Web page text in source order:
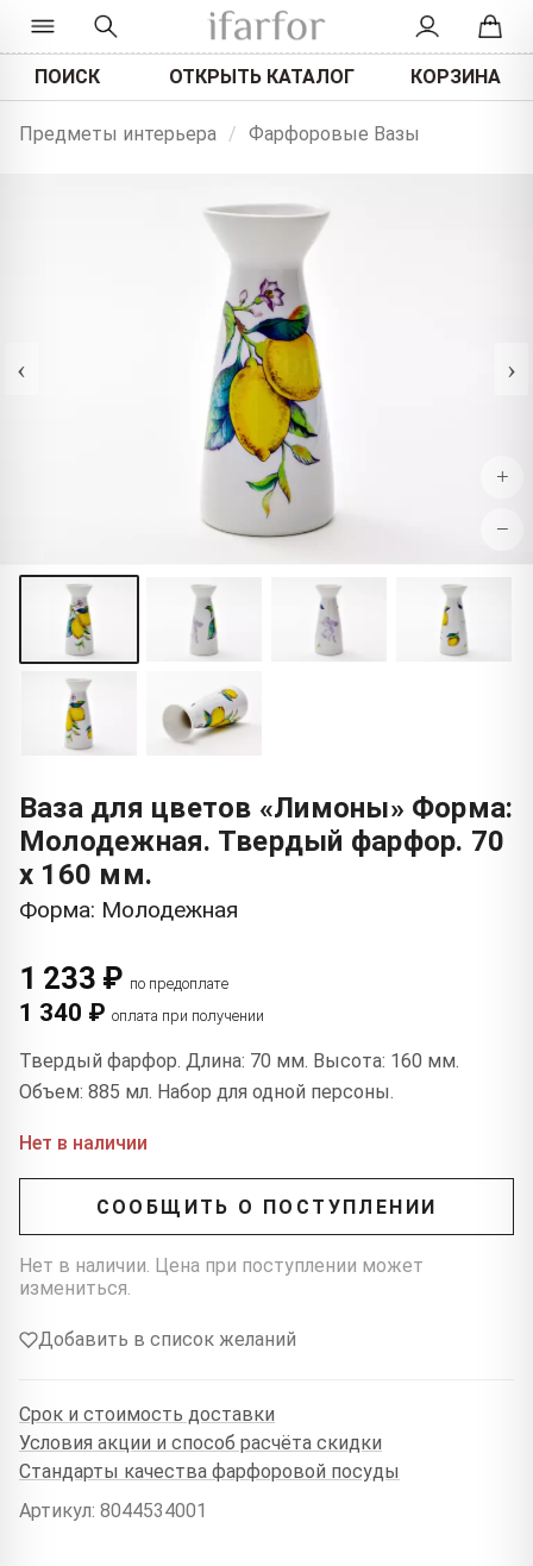
ПОИСК ОТКРЫТЬ КАТАЛОГ КОРЗИНА
Предметы интерьера / Фарфоровые Вазы
‹ ›
+
−
Ваза для цветов «Лимоны» Форма:
Молодежная. Твердый фарфор. 70
x 160 мм.
Форма: Молодежная
1 233 ₽ по предоплате
1 340 ₽ оплата при получении
Твердый фарфор. Длина: 70 мм. Высота: 160 мм.
Объем: 885 мл. Набор для одной персоны.
Нет в наличии
СООБЩИТЬ О ПОСТУПЛЕНИИ
Нет в наличии. Цена при поступлении может
измениться.
Добавить в список желаний
Срок и стоимость доставки
Условия акции и способ расчёта скидки
Стандарты качества фарфоровой посуды
Артикул: 8044534001